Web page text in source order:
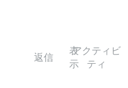
返信
表
示
アクティビ
ティ